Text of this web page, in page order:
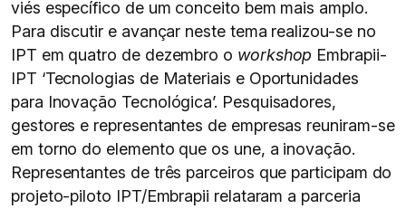
viés específico de um conceito bem mais amplo.
Para discutir e avançar neste tema realizou-se no
IPT em quatro de dezembro o workshop Embrapii-
IPT ‘Tecnologias de Materiais e Oportunidades
para Inovação Tecnológica’. Pesquisadores,
gestores e representantes de empresas reuniram-se
em torno do elemento que os une, a inovação.
Representantes de três parceiros que participam do
projeto-piloto IPT/Embrapii relataram a parceria